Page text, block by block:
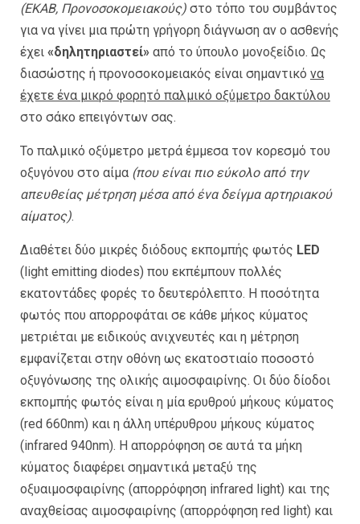
(EKAB, Προνοσοκομειακούς) στο τόπο του συμβάντος
για να γίνει μια πρώτη γρήγορη διάγνωση αν ο ασθενής
έχει «δηλητηριαστεί» από το ύπουλο μονοξείδιο. Ως
διασώστης ή προνοσοκομειακός είναι σημαντικό να
έχετε ένα μικρό φορητό παλμικό οξύμετρο δακτύλου
στο σάκο επειγόντων σας.
Το παλμικό οξύμετρο μετρά έμμεσα τον κορεσμό του
οξυγόνου στο αίμα (που είναι πιο εύκολο από την
απευθείας μέτρηση μέσα από ένα δείγμα αρτηριακού
αίματος).
Διαθέτει δύο μικρές διόδους εκπομπής φωτός LED
(light emitting diodes) που εκπέμπουν πολλές
εκατοντάδες φορές το δευτερόλεπτο. Η ποσότητα
φωτός που απορροφάται σε κάθε μήκος κύματος
μετριέται με ειδικούς ανιχνευτές και η μέτρηση
εμφανίζεται στην οθόνη ως εκατοστιαίο ποσοστό
οξυγόνωσης της ολικής αιμοσφαιρίνης. Οι δύο δίοδοι
εκπομπής φωτός είναι η μία ερυθρού μήκους κύματος
(red 660nm) και η άλλη υπέρυθρου μήκους κύματος
(infrared 940nm). H απορρόφηση σε αυτά τα μήκη
κύματος διαφέρει σημαντικά μεταξύ της
οξυαιμοσφαιρίνης (απορρόφηση infrared light) και της
αναχθείσας αιμοσφαιρίνης (απορρόφηση red light) και